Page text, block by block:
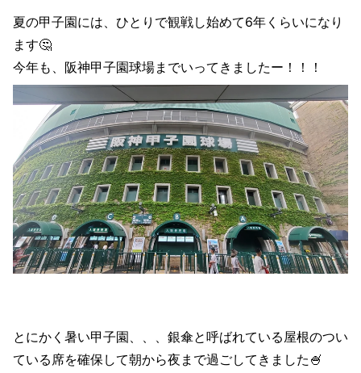
夏の甲子園には、ひとりで観戦し始めて6年くらいになり
ます🤔
今年も、阪神甲子園球場までいってきましたー！！！
とにかく暑い甲子園、、、銀傘と呼ばれている屋根のつい
ている席を確保して朝から夜まで過ごしてきました🍧